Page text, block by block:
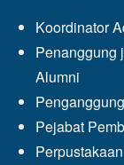
Koordinator
Penanggung
Alumni
Pejabat